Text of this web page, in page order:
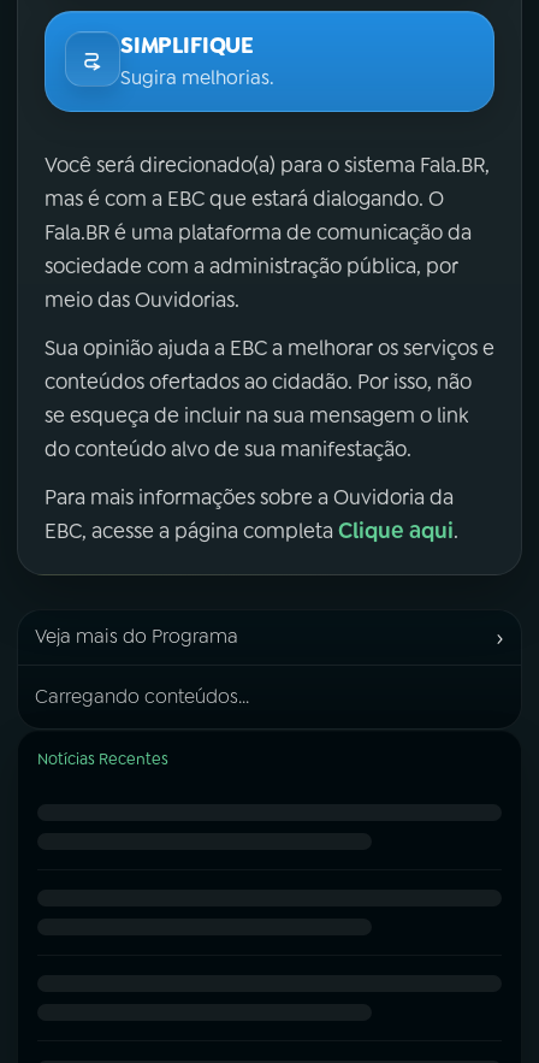
SIMPLIFIQUE
Sugira melhorias.
Você será direcionado(a) para o sistema Fala.BR,
mas é com a EBC que estará dialogando. O
Fala.BR é uma plataforma de comunicação da
sociedade com a administração pública, por
meio das Ouvidorias.
Sua opinião ajuda a EBC a melhorar os serviços e
conteúdos ofertados ao cidadão. Por isso, não
se esqueça de incluir na sua mensagem o link
do conteúdo alvo de sua manifestação.
Para mais informações sobre a Ouvidoria da
EBC, acesse a página completa Clique aqui.
Veja mais do Programa ›
Carregando conteúdos...
Notícias Recentes